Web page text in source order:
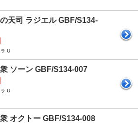
天司 ラジエル GBF/S134-
U
ソーン GBF/S134-007
U
オクトー GBF/S134-008